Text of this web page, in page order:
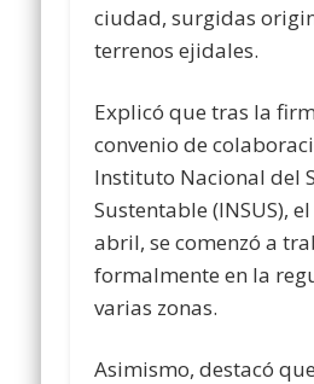
ciudad, surgidas
terrenos ejidales.
Explicó que tras la
convenio de
Instituto Nacional del
Sustentable (INSUS),
abril, se comenzó a
formalmente en la
varias zonas.
Asimismo, destacó